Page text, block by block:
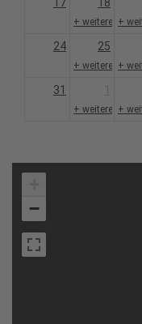
17 18
+ weitere 1+
24 25
+ weitere 1+
31
+ weitere 1+
−